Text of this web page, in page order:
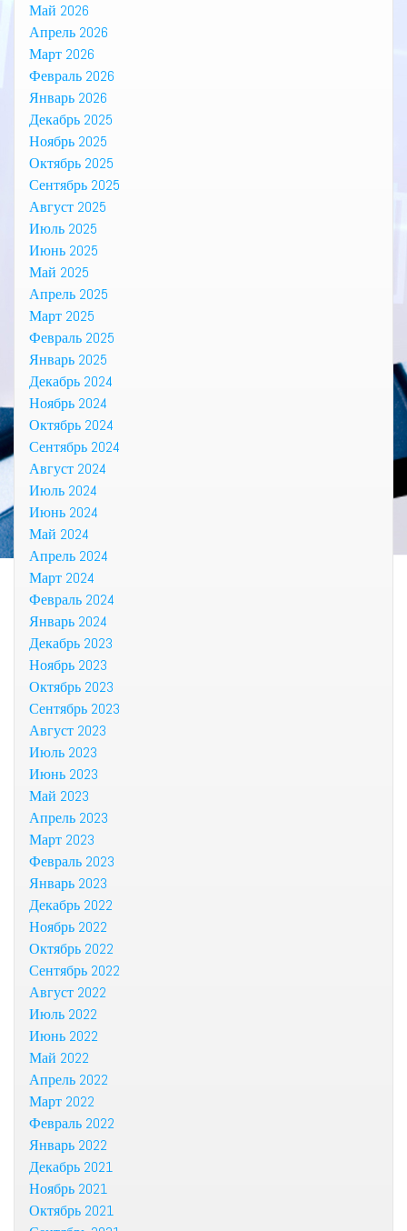
Май 2026
Апрель 2026
Март 2026
Февраль 2026
Январь 2026
Декабрь 2025
Ноябрь 2025
Октябрь 2025
Сентябрь 2025
Август 2025
Июль 2025
Июнь 2025
Май 2025
Апрель 2025
Март 2025
Февраль 2025
Январь 2025
Декабрь 2024
Ноябрь 2024
Октябрь 2024
Сентябрь 2024
Август 2024
Июль 2024
Июнь 2024
Май 2024
Апрель 2024
Март 2024
Февраль 2024
Январь 2024
Декабрь 2023
Ноябрь 2023
Октябрь 2023
Сентябрь 2023
Август 2023
Июль 2023
Июнь 2023
Май 2023
Апрель 2023
Март 2023
Февраль 2023
Январь 2023
Декабрь 2022
Ноябрь 2022
Октябрь 2022
Сентябрь 2022
Август 2022
Июль 2022
Июнь 2022
Май 2022
Апрель 2022
Март 2022
Февраль 2022
Январь 2022
Декабрь 2021
Ноябрь 2021
Октябрь 2021